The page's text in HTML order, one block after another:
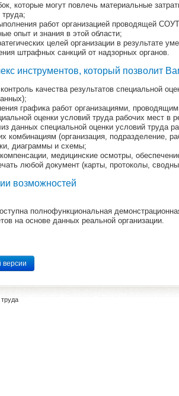
которые могут повлечь материальные
работ организацией проводящей
опыт и знания в этой области;
целей организации в результате
штрафных санкций от надзорных органов.
инструментов, который позволит
качества результатов специальной
графика работ организациями,
оценки условий труда рабочих мест в
данных специальной оценки условий труда
комбинациям (организация, подразделение,
диаграммы и схемы;
медицинские осмотры,
любой документ (карты, протоколы,
возможностей
полнофункциональная
на основе данных реальной организации.
версии